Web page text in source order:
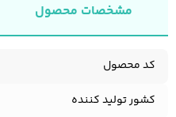
مشخصات محصول
کد محصول
کشور تولید کننده